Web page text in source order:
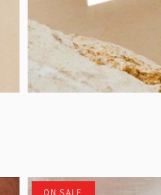
ON SALE